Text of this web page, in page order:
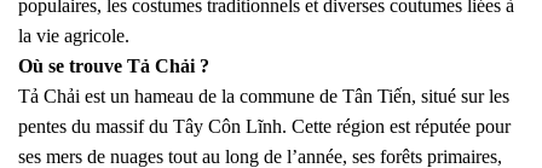
populaires, les costumes traditionnels et diverses coutumes liées à
la vie agricole.
Où se trouve Tả Chải ?
Tả Chải est un hameau de la commune de Tân Tiến, situé sur les
pentes du massif du Tây Côn Lĩnh. Cette région est réputée pour
ses mers de nuages tout au long de l’année, ses forêts primaires,